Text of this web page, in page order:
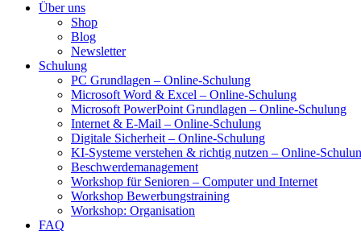
Über uns
Shop
Blog
Newsletter
Schulung
PC Grundlagen – Online-Schulung
Microsoft Word & Excel – Online-Schulung
Microsoft PowerPoint Grundlagen – Online-Schulung
Internet & E-Mail – Online-Schulung
Digitale Sicherheit – Online-Schulung
KI-Systeme verstehen & richtig nutzen – Online-
Beschwerdemanagement
Workshop für Senioren – Computer und Internet
Workshop Bewerbungstraining
Workshop: Organisation
FAQ